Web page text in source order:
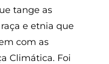
tange as
e etnia que
com as
Climática. Foi